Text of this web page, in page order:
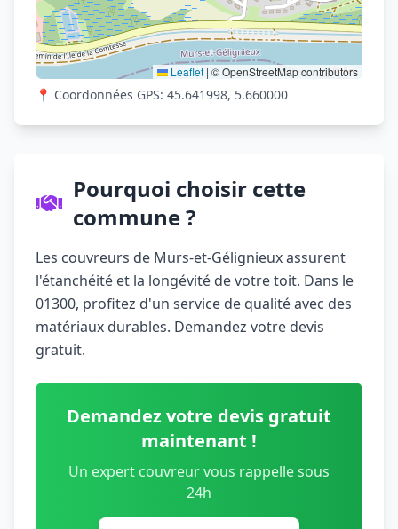
Leaflet | © OpenStreetMap contributors
📍 Coordonnées GPS: 45.641998, 5.660000
Pourquoi choisir cette
commune ?
Les couvreurs de Murs-et-Gélignieux assurent
l'étanchéité et la longévité de votre toit. Dans le
01300, profitez d'un service de qualité avec des
matériaux durables. Demandez votre devis
gratuit.
Demandez votre devis gratuit
maintenant !
Un expert couvreur vous rappelle sous
24h